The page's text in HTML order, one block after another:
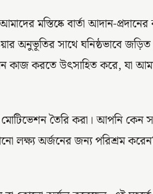
মস্তিষ্কে বার্তা আদান-
অনুভূতির সাথে ঘনিষ্ঠভাবে
কাজ করতে উৎসাহিত করে, যা
তৈরি করা। আপনি
লক্ষ্য অর্জনের জন্য পরিশ্রম